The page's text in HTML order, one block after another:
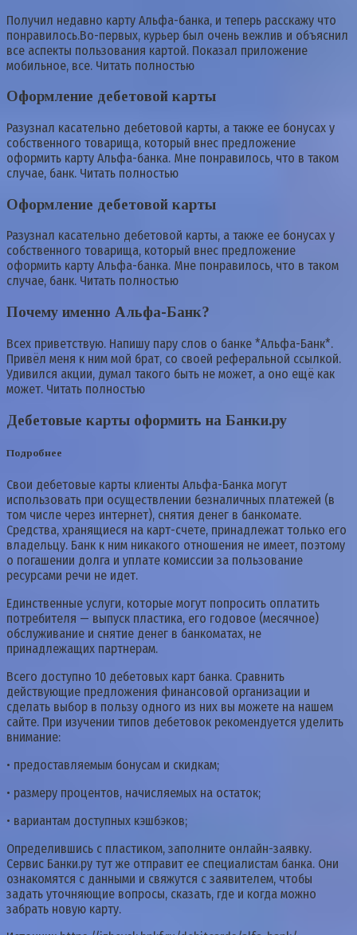
Получил недавно карту Альфа-банка, и теперь расскажу что
понравилось.Во-первых, курьер был очень вежлив и объяснил
все аспекты пользования картой. Показал приложение
мобильное, все. Читать полностью
Оформление дебетовой карты
Разузнал касательно дебетовой карты, а также ее бонусах у
собственного товарища, который внес предложение
оформить карту Альфа-банка. Мне понравилось, что в таком
случае, банк. Читать полностью
Оформление дебетовой карты
Разузнал касательно дебетовой карты, а также ее бонусах у
собственного товарища, который внес предложение
оформить карту Альфа-банка. Мне понравилось, что в таком
случае, банк. Читать полностью
Почему именно Альфа-Банк?
Всех приветствую. Напишу пару слов о банке *Альфа-Банк*.
Привёл меня к ним мой брат, со своей реферальной ссылкой.
Удивился акции, думал такого быть не может, а оно ещё как
может. Читать полностью
Дебетовые карты оформить на Банки.ру
Подробнее
Свои дебетовые карты клиенты Альфа-Банка могут
использовать при осуществлении безналичных платежей (в
том числе через интернет), снятия денег в банкомате.
Средства, хранящиеся на карт-счете, принадлежат только его
владельцу. Банк к ним никакого отношения не имеет, поэтому
о погашении долга и уплате комиссии за пользование
ресурсами речи не идет.
Единственные услуги, которые могут попросить оплатить
потребителя — выпуск пластика, его годовое (месячное)
обслуживание и снятие денег в банкоматах, не
принадлежащих партнерам.
Всего доступно 10 дебетовых карт банка. Сравнить
действующие предложения финансовой организации и
сделать выбор в пользу одного из них вы можете на нашем
сайте. При изучении типов дебетовок рекомендуется уделить
внимание:
• предоставляемым бонусам и скидкам;
• размеру процентов, начисляемых на остаток;
• вариантам доступных кэшбэков;
Определившись с пластиком, заполните онлайн-заявку.
Сервис Банки.ру тут же отправит ее специалистам банка. Они
ознакомятся с данными и свяжутся с заявителем, чтобы
задать уточняющие вопросы, сказать, где и когда можно
забрать новую карту.